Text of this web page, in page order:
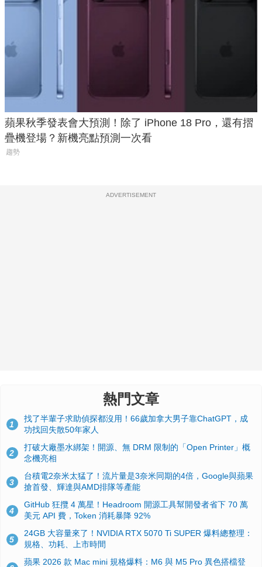
蘋果秋季發表會大預測！除了 iPhone 18 Pro，還有摺
疊機登場？新機亮點預測一次看
趨勢
ADVERTISEMENT
熱門文章
1
找了半輩子求助偵探都沒用！66歲加拿大男子靠ChatGPT，成
功找回失散50年家人
2
打破大廠墨水綁架！開源、無 DRM 限制的「Open Printer」概
念機亮相
3
台積電2奈米太猛了！流片量是3奈米同期的4倍，Google與蘋果
搶首發、輝達與AMD排隊等產能
4
GitHub 狂攬 4 萬星！Headroom 開源工具幫開發者省下 70 萬
美元 API 費，Token 消耗暴降 92%
5
24GB 大容量來了！NVIDIA RTX 5070 Ti SUPER 爆料總整理：
規格、功耗、上市時間
蘋果 2026 款 Mac mini 規格爆料：M6 與 M5 Pro 異色搭檔登